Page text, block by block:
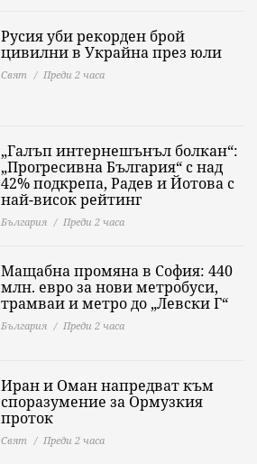
Русия уби рекорден брой
цивилни в Украйна през юли
Свят Преди 2 часа
„Галъп интернешънъл болкан“:
„Прогресивна България“ с над
42% подкрепа, Радев и Йотова с
най-висок рейтинг
България Преди 2 часа
Мащабна промяна в София: 440
млн. евро за нови метробуси,
трамваи и метро до „Левски Г“
България Преди 2 часа
Иран и Оман напредват към
споразумение за Ормузкия
проток
Свят Преди 2 часа